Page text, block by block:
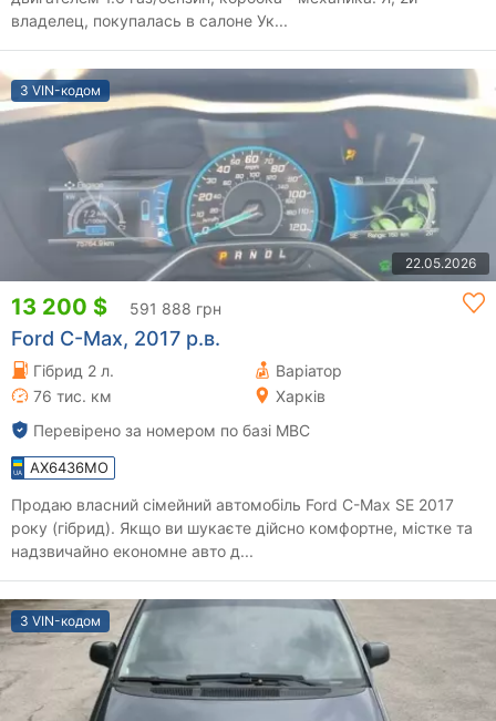
владелец, покупалась в салоне Ук...
З VIN-кодом
22.05.2026
13 200 $ 591 888 грн
Ford C-Max, 2017 р.в.
Гібрид 2 л.
Варіатор
76 тис. км
Харків
Перевірено за номером по базі МВС
AX6436MO
Продаю власний сімейний автомобіль Ford C-Max SE 2017
року (гібрид). Якщо ви шукаєте дійсно комфортне, містке та
надзвичайно економне авто д...
З VIN-кодом